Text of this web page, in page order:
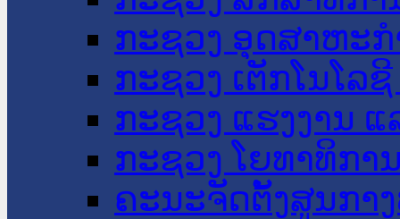
ກະຊວງ ອຸດສາຫະ
ກະຊວງ ເຕັກໂນໂລ
ກະຊວງ ແຮງງານ
ກະຊວງ ໂຍທາທິກາ
ຄະນະຈັດຕັ້ງສູນກາ